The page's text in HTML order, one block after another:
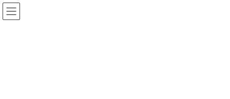
Skip
Skip